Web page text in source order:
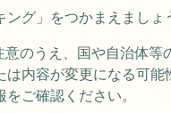
グ」をつかまえましょ
意のうえ、国や自治体
内容が変更になる可
をご確認ください。